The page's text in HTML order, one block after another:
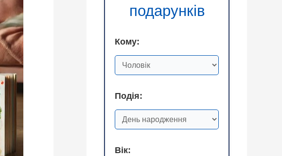
подарунків
Кому:
Подія:
Вік: